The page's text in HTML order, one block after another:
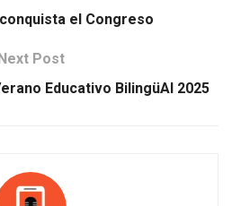
el Congreso
Post
Educativo BilingüAI 2025